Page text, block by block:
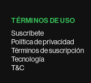
TÉRMINOS DE USO
Suscríbete
Política de privacidad
Términos de suscripción
Tecnología
T&C